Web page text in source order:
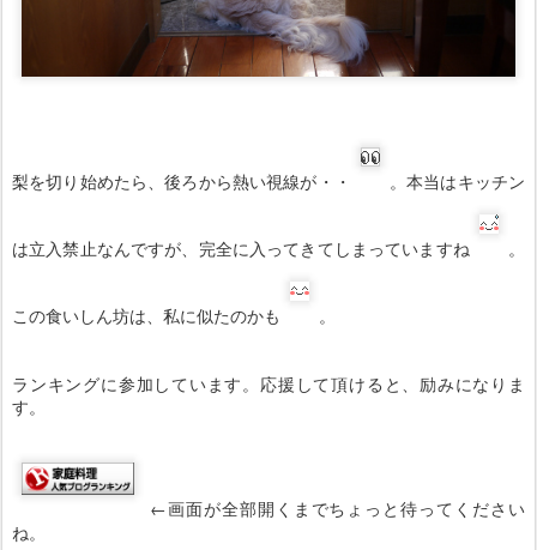
梨を切り始めたら、後ろから熱い視線が・・ 。本当はキッチン
は立入禁止なんですが、完全に入ってきてしまっていますね 。
この食いしん坊は、私に似たのかも 。
ランキングに参加しています。応援して頂けると、励みになりま
す。
←画面が全部開くまでちょっと待ってください
ね。